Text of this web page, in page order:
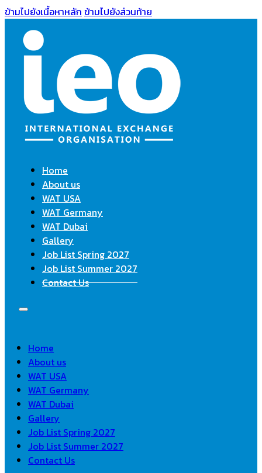
ข้ามไปยังเนื้อหาหลัก ข้ามไปยังส่วนท้าย
Home
About us
WAT USA
WAT Germany
WAT Dubai
Gallery
Job List Spring 2027
Job List Summer 2027
Contact Us
Home
About us
WAT USA
WAT Germany
WAT Dubai
Gallery
Job List Spring 2027
Job List Summer 2027
Contact Us